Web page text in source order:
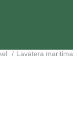
Lavatera maritima